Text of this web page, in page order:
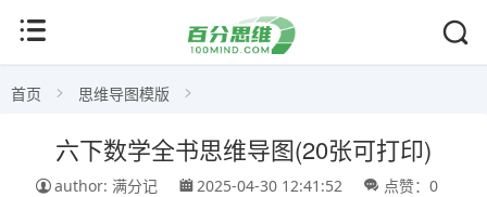
首页 思维导图模版
六下数学全书思维导图(20张可打印)
author: 满分记 2025-04-30 12:41:52 点赞：0